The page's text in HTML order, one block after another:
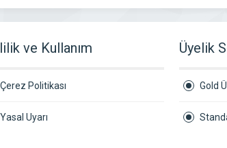
ve Kullanım
Çerez Politikası
Yasal Uyarı
Üyelik
Gold